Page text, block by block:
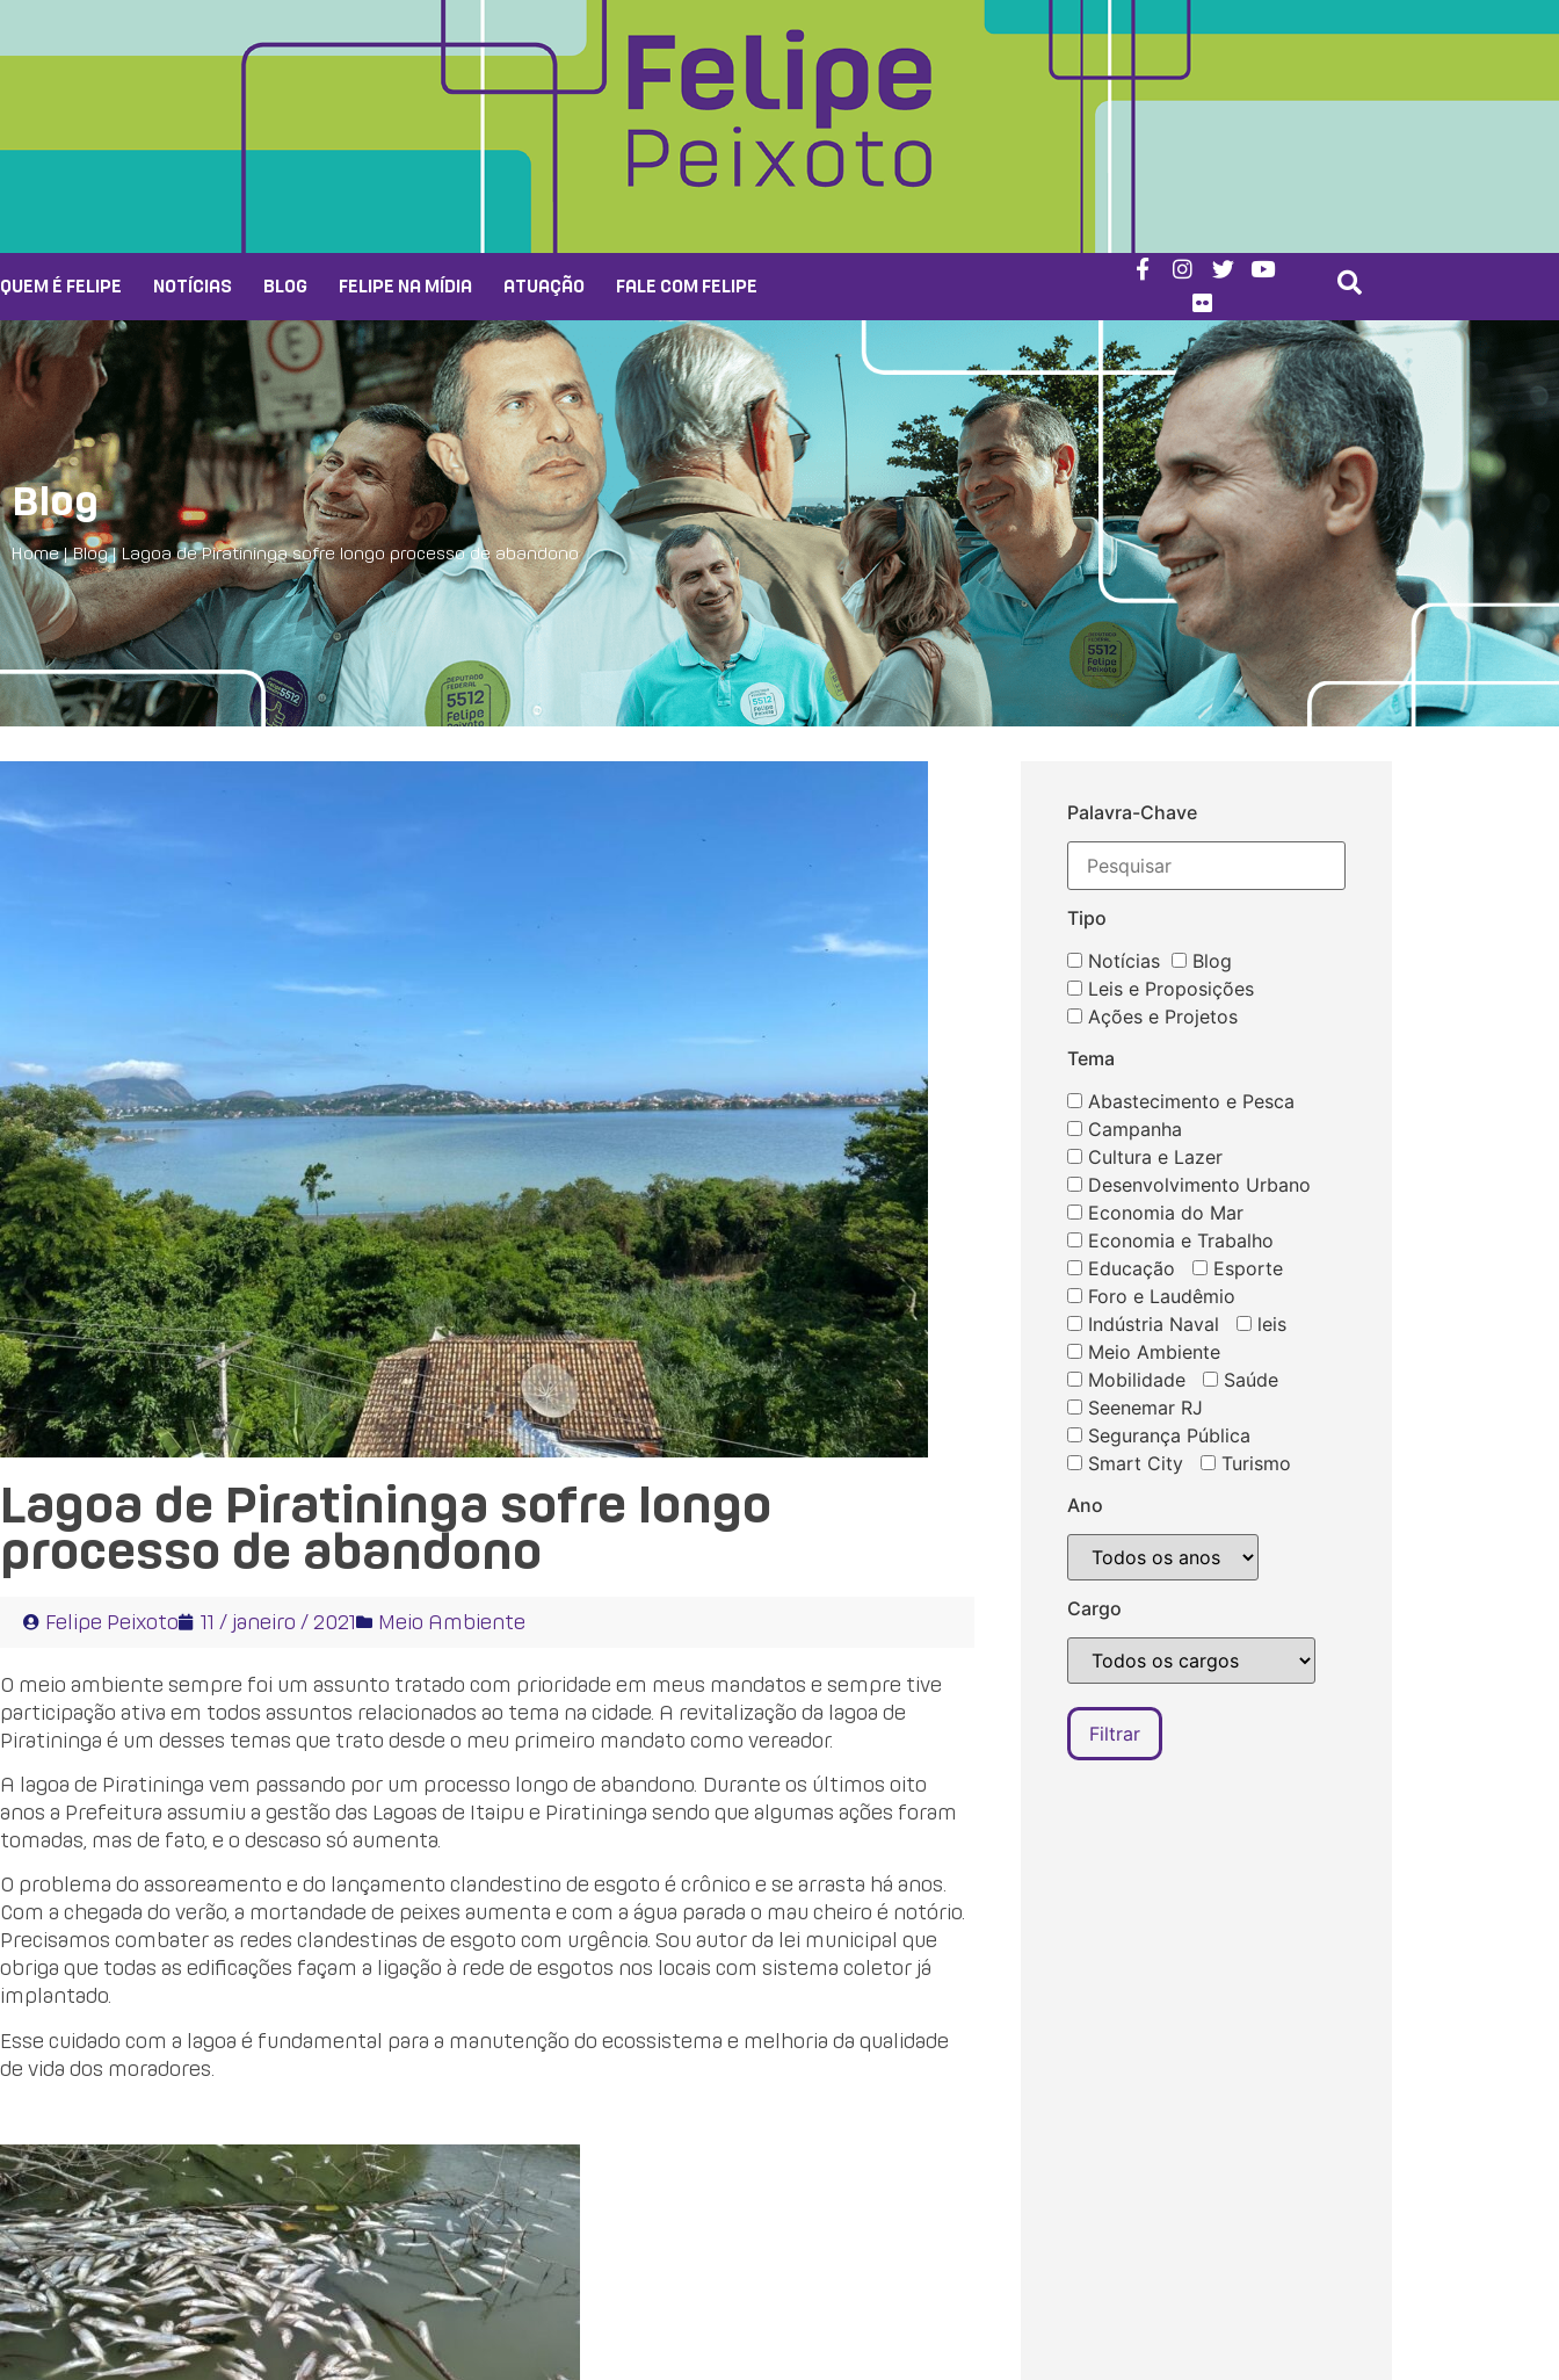
QUEM É FELIPE NOTÍCIAS BLOG FELIPE NA MÍDIA ATUAÇÃO FALE COM FELIPE
Blog
Home|Blog|Lagoa de Piratininga sofre longo processo de abandono
Lagoa de Piratininga sofre longo
processo de abandono
Felipe Peixoto 11 / janeiro / 2021 Meio Ambiente
O meio ambiente sempre foi um assunto tratado com prioridade em meus mandatos e sempre tive
participação ativa em todos assuntos relacionados ao tema na cidade. A revitalização da lagoa de
Piratininga é um desses temas que trato desde o meu primeiro mandato como vereador.
A lagoa de Piratininga vem passando por um processo longo de abandono. Durante os últimos oito
anos a Prefeitura assumiu a gestão das Lagoas de Itaipu e Piratininga sendo que algumas ações foram
tomadas, mas de fato, e o descaso só aumenta.
O problema do assoreamento e do lançamento clandestino de esgoto é crônico e se arrasta há anos.
Com a chegada do verão, a mortandade de peixes aumenta e com a água parada o mau cheiro é notório.
Precisamos combater as redes clandestinas de esgoto com urgência. Sou autor da lei municipal que
obriga que todas as edificações façam a ligação à rede de esgotos nos locais com sistema coletor já
implantado.
Esse cuidado com a lagoa é fundamental para a manutenção do ecossistema e melhoria da qualidade
de vida dos moradores.
Palavra-Chave
Tipo
Notícias
Blog
Leis e Proposições
Ações e Projetos
Tema
Abastecimento e Pesca
Campanha
Cultura e Lazer
Desenvolvimento Urbano
Economia do Mar
Economia e Trabalho
Educação
Esporte
Foro e Laudêmio
Indústria Naval
leis
Meio Ambiente
Mobilidade
Saúde
Seenemar RJ
Segurança Pública
Smart City
Turismo
Ano
Cargo